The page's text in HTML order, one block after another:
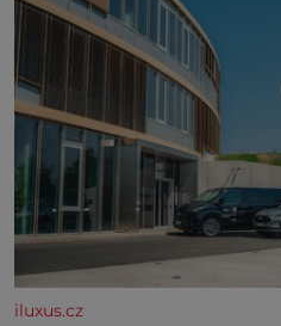
iluxus.cz